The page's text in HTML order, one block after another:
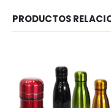
PRODUCTOS